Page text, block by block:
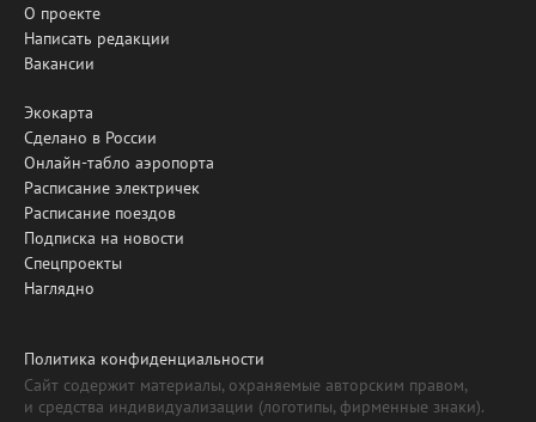
О проекте
Написать редакции
Вакансии
Экокарта
Сделано в России
Онлайн-табло аэропорта
Расписание электричек
Расписание поездов
Подписка на новости
Спецпроекты
Наглядно
Политика конфиденциальности
Сайт содержит материалы, охраняемые авторским правом,
и средства индивидуализации (логотипы, фирменные знаки).